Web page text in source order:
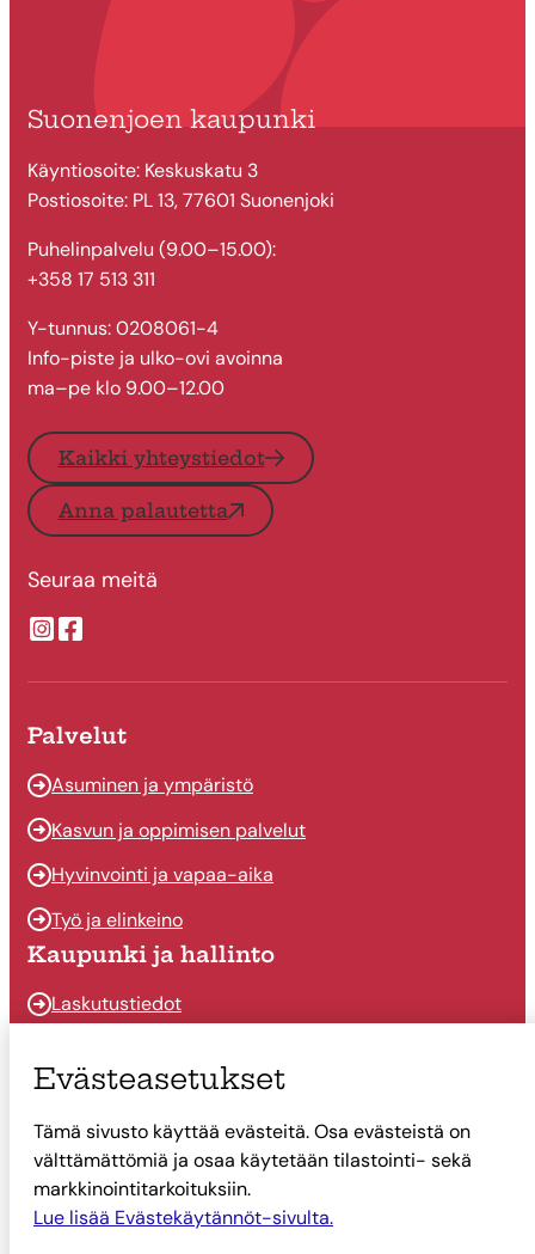
Suonenjoen kaupunki
Käyntiosoite: Keskuskatu 3
Postiosoite: PL 13, 77601 Suonenjoki
Puhelinpalvelu (9.00–15.00):
+358 17 513 311
Y-tunnus: 0208061-4
Info-piste ja ulko-ovi avoinna
ma–pe klo 9.00–12.00
Kaikki yhteystiedot
Anna palautetta
Seuraa meitä
Suonenjoen kaupungin Instragram
Suonenjoen kaupungin Facebook
Palvelut
Asuminen ja ympäristö
Kasvun ja oppimisen palvelut
Hyvinvointi ja vapaa-aika
Työ ja elinkeino
Kaupunki ja hallinto
Laskutustiedot
Päätöksenteko
Talous
Yhteystiedot
Tietoa Suonenjoesta
Evästeasetukset
Tämä sivusto käyttää evästeitä. Osa evästeistä on
välttämättömiä ja osaa käytetään tilastointi- sekä
markkinointitarkoituksiin.
Lue lisää Evästekäytännöt-sivulta.